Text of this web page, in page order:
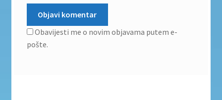
Obavijesti me o novim objavama putem e-
pošte.